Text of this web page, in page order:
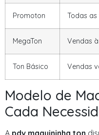
Promoton Todas as
MegaTon Vendas
Ton Básico Vendas
Modelo de
Cada
A pdv maquininha ton